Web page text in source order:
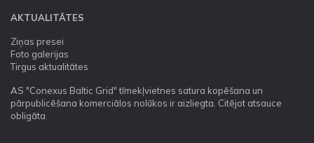
AKTUALITĀTES
Ziņas presei
Foto galerijas
Tirgus aktualitātes
AS "Conexus Baltic Grid" tīmekļvietnes satura kopēšana un
pārpublicēšana komerciālos nolūkos ir aizliegta. Citējot atsauce
obligāta.